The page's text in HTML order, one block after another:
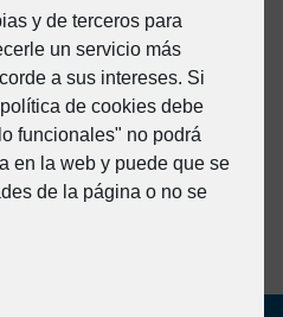
y de terceros para
un servicio más
a sus intereses. Si
de cookies debe
funcionales" no podrá
en la web y puede que se
de la página o no se